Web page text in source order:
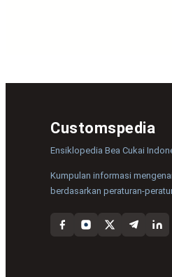
Customspedia
Ensiklopedia Bea Cukai
Kumpulan informasi
berdasarkan peraturan-